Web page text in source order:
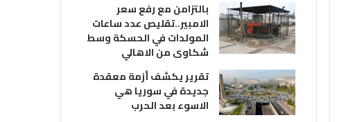
بالتزامن مع رفع سعر
الامبير..تقليص عدد ساعات
المولدات في الحسكة وسط
شكاوى من الاهالي
تقرير يكشف أزمة معقدة
جديدة في سوريا هي
الاسوء بعد الحرب